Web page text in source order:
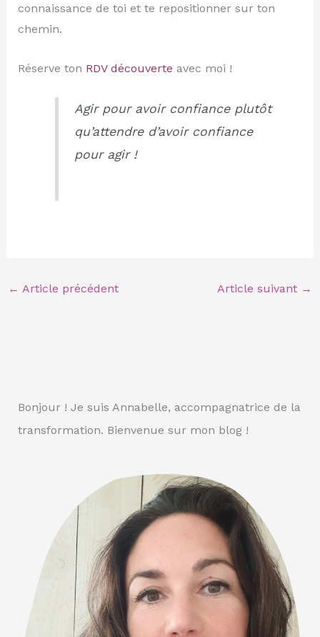
connaissance de toi et te repositionner sur ton
chemin.
Réserve ton RDV découverte avec moi !
Agir pour avoir confiance plutôt
qu’attendre d’avoir confiance
pour agir !
← Article précédent Article suivant →
Bonjour ! Je suis Annabelle, accompagnatrice de la
transformation. Bienvenue sur mon blog !